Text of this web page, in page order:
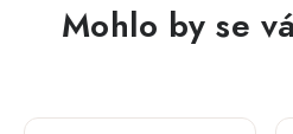
Mohlo by se